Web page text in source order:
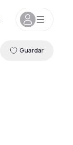
Guardar